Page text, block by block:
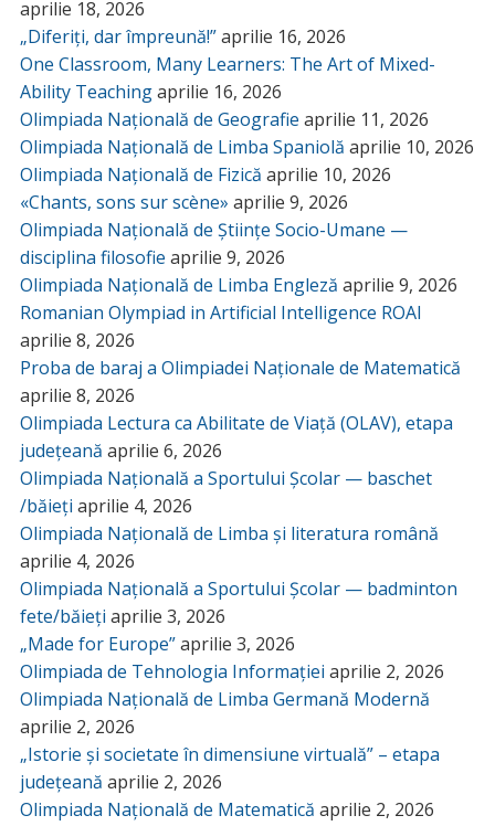
aprilie 18, 2026
„Diferiți, dar împreună!”aprilie 16, 2026
One Classroom, Many Learners: The Art of Mixed-
Ability Teachingaprilie 16, 2026
Olimpiada Națională de Geografie aprilie 11, 2026
Olimpiada Națională de Limba Spaniolă aprilie 10, 2026
Olimpiada Națională de Fizică aprilie 10, 2026
«Chants, sons sur scène» aprilie 9, 2026
Olimpiada Națională de Științe Socio-Umane —
disciplina filosofie aprilie 9, 2026
Olimpiada Națională de Limba Engleză aprilie 9, 2026
Romanian Olympiad in Artificial Intelligence ROAI
aprilie 8, 2026
Proba de baraj a Olimpiadei Naționale de Matematică
aprilie 8, 2026
Olimpiada Lectura ca Abilitate de Viață (OLAV), etapa
județeană aprilie 6, 2026
Olimpiada Națională a Sportului Școlar — baschet
/băieți aprilie 4, 2026
Olimpiada Națională de Limba și literatura română
aprilie 4, 2026
Olimpiada Națională a Sportului Școlar — badminton
fete/băieți aprilie 3, 2026
„Made for Europe”aprilie 3, 2026
Olimpiada de Tehnologia Informației aprilie 2, 2026
Olimpiada Națională de Limba Germană Modernă
aprilie 2, 2026
„Istorie și societate în dimensiune virtuală” – etapa
județeană aprilie 2, 2026
Olimpiada Națională de Matematică aprilie 2, 2026